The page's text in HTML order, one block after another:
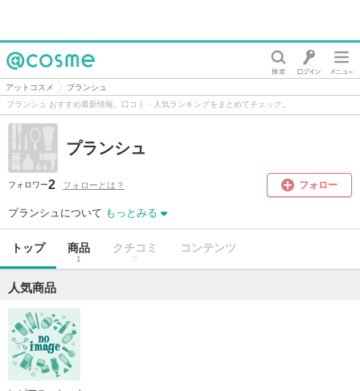
@cosme
アットコスメ
プランシュ
プランシュ おすすめ最新情報。口コミ・人気ランキングをまとめてチェック。
プランシュ
フォロワー2 フォローとは？ フォロー
プランシュについて もっとみる
トップ 商品
1
クチコミ
0
コンテンツ
人気商品